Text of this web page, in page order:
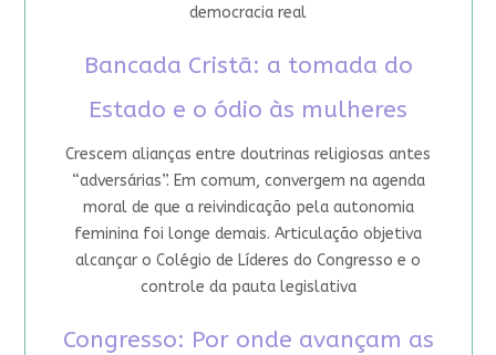
democracia real
Bancada Cristã: a tomada do
Estado e o ódio às mulheres
Crescem alianças entre doutrinas religiosas antes
“adversárias”. Em comum, convergem na agenda
moral de que a reivindicação pela autonomia
feminina foi longe demais. Articulação objetiva
alcançar o Colégio de Líderes do Congresso e o
controle da pauta legislativa
Congresso: Por onde avançam as